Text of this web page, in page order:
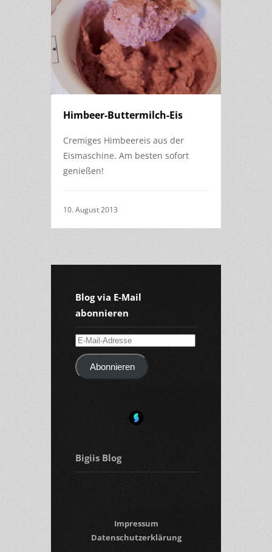
Himbeer-Buttermilch-Eis
Cremiges Himbeereis aus der
Eismaschine. Am besten sofort
genießen!
10. August 2013
Blog via E-Mail
abonnieren
E-
Mail-
AdresseAbonnieren
Bigiis Blog
Impressum
Datenschutzerklärung